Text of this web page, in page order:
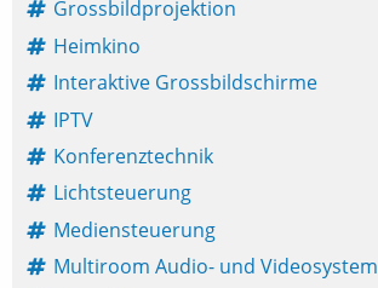
Grossbildprojektion
Heimkino
Interaktive Grossbildschirme
IPTV
Konferenztechnik
Lichtsteuerung
Mediensteuerung
Multiroom Audio- und Videosystem